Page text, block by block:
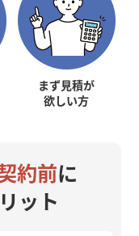
まず見積が
欲しい方
約前に
ット